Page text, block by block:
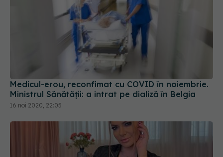
Medicul-erou, reconfimat cu COVID în noiembrie.
Ministrul Sănătății: a intrat pe dializă în Belgia
16 noi 2020, 22:05